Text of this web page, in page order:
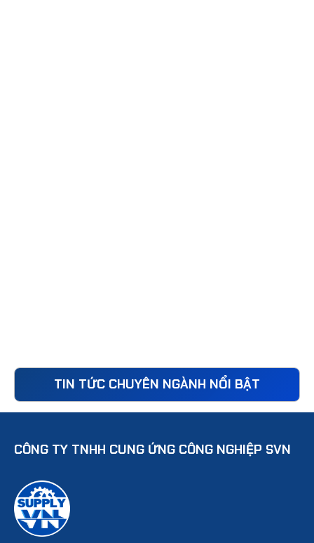
TIN TỨC CHUYÊN NGÀNH NỔI BẬT
CÔNG TY TNHH CUNG ỨNG CÔNG NGHIỆP SVN